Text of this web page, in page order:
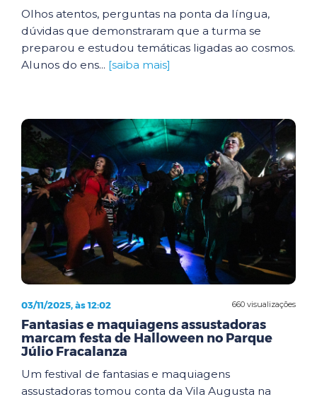
Olhos atentos, perguntas na ponta da língua,
dúvidas que demonstraram que a turma se
preparou e estudou temáticas ligadas ao cosmos.
Alunos do ens... [saiba mais]
660 visualizações
03/11/2025, às 12:02
Fantasias e maquiagens assustadoras
marcam festa de Halloween no Parque
Júlio Fracalanza
Um festival de fantasias e maquiagens
assustadoras tomou conta da Vila Augusta na